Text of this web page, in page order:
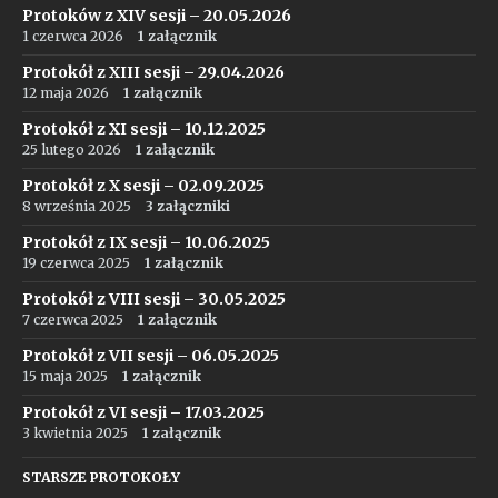
Protoków z XIV sesji – 20.05.2026
1 czerwca 2026 1 załącznik
Protokół z XIII sesji – 29.04.2026
12 maja 2026 1 załącznik
Protokół z XI sesji – 10.12.2025
25 lutego 2026 1 załącznik
Protokół z X sesji – 02.09.2025
8 września 2025 3 załączniki
Protokół z IX sesji – 10.06.2025
19 czerwca 2025 1 załącznik
Protokół z VIII sesji – 30.05.2025
7 czerwca 2025 1 załącznik
Protokół z VII sesji – 06.05.2025
15 maja 2025 1 załącznik
Protokół z VI sesji – 17.03.2025
3 kwietnia 2025 1 załącznik
STARSZE PROTOKOŁY